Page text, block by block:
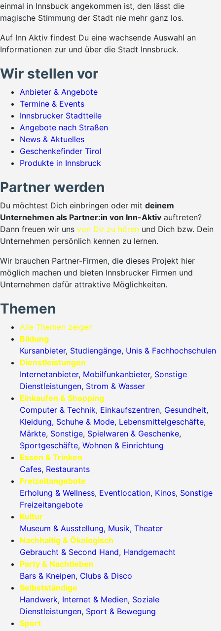
einmal in Innsbuck angekommen ist, den lässt die
magische Stimmung der Stadt nie mehr ganz los.
Auf Inn Aktiv findest Du eine wachsende Auswahl an
Informationen zur und über die Stadt Innsbruck.
Wir stellen vor
Anbieter & Angebote
Termine & Events
Innsbrucker Stadtteile
Angebote nach Straßen
News & Aktuelles
Geschenkefinder Tirol
Produkte in Innsbruck
Partner werden
Du möchtest Dich einbringen oder mit deinem
Unternehmen als Partner:in von Inn-Aktiv auftreten?
Dann freuen wir uns von Dir zu hören und Dich bzw. Dein
Unternehmen persönlich kennen zu lernen.
Wir brauchen Partner-Firmen, die dieses Projekt hier
möglich machen und bieten Innsbrucker Firmen und
Unternehmen dafür attraktive Möglichkeiten.
Themen
Alle Themen zeigen
Bildung
Kursanbieter, Studiengänge, Unis & Fachhochschulen
Dienstleistungen
Internetanbieter, Mobilfunkanbieter, Sonstige
Dienstleistungen, Strom & Wasser
Einkaufen & Shopping
Computer & Technik, Einkaufszentren, Gesundheit,
Kleidung, Schuhe & Mode, Lebensmittelgeschäfte,
Märkte, Sonstige, Spielwaren & Geschenke,
Sportgeschäfte, Wohnen & Einrichtung
Essen & Trinken
Cafes, Restaurants
Freizeitangebote
Erholung & Wellness, Eventlocation, Kinos, Sonstige
Freizeitangebote
Kultur
Museum & Ausstellung, Musik, Theater
Nachhaltig & Ökologisch
Gebraucht & Second Hand, Handgemacht
Party & Nachtleben
Bars & Kneipen, Clubs & Disco
Selbstständige
Handwerk, Internet & Medien, Soziale
Dienstleistungen, Sport & Bewegung
Sport